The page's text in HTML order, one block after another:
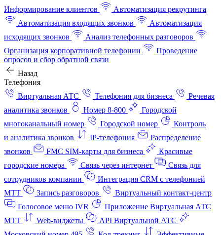
Информирование клиентов
Автоматизация рекрутинга
Автоматизация входящих звонков
Автоматизация
исходящих звонков
Анализ телефонных разговоров
Организация корпоративной телефонии
Проведение
опросов и сбор обратной связи
Назад
Телефония
Виртуальная АТС
Телефония для бизнеса
Речевая
аналитика звонков
Номер 8-800
Городской
многоканальный номер
Городской номер
Контроль
и аналитика звонков
IP-телефония
Распределение
звонков
FMC SIM-карты для бизнеса
Красивые
городские номера
Связь через интернет
Связь для
сотрудников компании
Интеграция CRM с телефонией
МТТ
Запись разговоров
Виртуальный контакт‑центр
Голосовое меню IVR
Приложение Виртуальная АТС
МТТ
Web-виджеты
API Виртуальной АТС